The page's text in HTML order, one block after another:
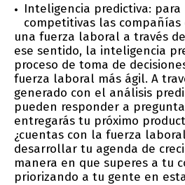
Inteligencia predictiva:
competitivas las
una fuerza laboral a través
ese sentido, la inteligencia
proceso de toma de
fuerza laboral más ágil. A
generado con el análisis
pueden responder a
entregarás tu próximo
¿cuentas con la fuerza
desarrollar tu agenda de
manera en que superes a tu
priorizando a tu gente en